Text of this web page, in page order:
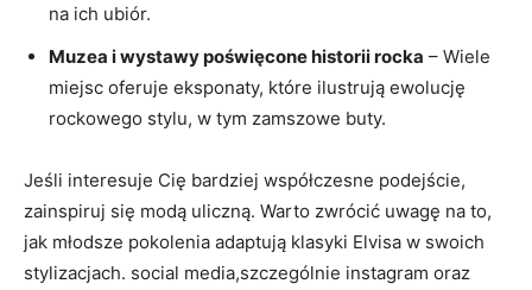
na ich ubiór.
Muzea i wystawy poświęcone historii rocka – Wiele
miejsc oferuje eksponaty, które ilustrują ewolucję
rockowego stylu, w tym zamszowe buty.
Jeśli interesuje Cię bardziej współczesne podejście,
zainspiruj się modą uliczną. Warto zwrócić uwagę na to,
jak młodsze pokolenia adaptują klasyki Elvisa w swoich
stylizacjach. social media,szczególnie instagram oraz